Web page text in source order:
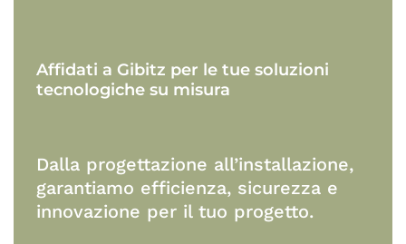
Affidati a Gibitz per le tue soluzioni
tecnologiche su misura
Dalla progettazione all’installazione,
garantiamo efficienza, sicurezza e
innovazione per il tuo progetto.